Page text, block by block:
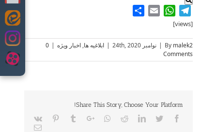
content
Telegram
WhatsApp
Email
[views]
By malek2
| نوامبر 24th, 2020 | ابلاغیه ها, اخبار ویژه |
0
Comments
Share This Story, Choose Your Platform!
Facebook
Twitter
LinkedIn
Reddit
Whatsapp
Google+
Tumblr
Pinterest
Vk
Email